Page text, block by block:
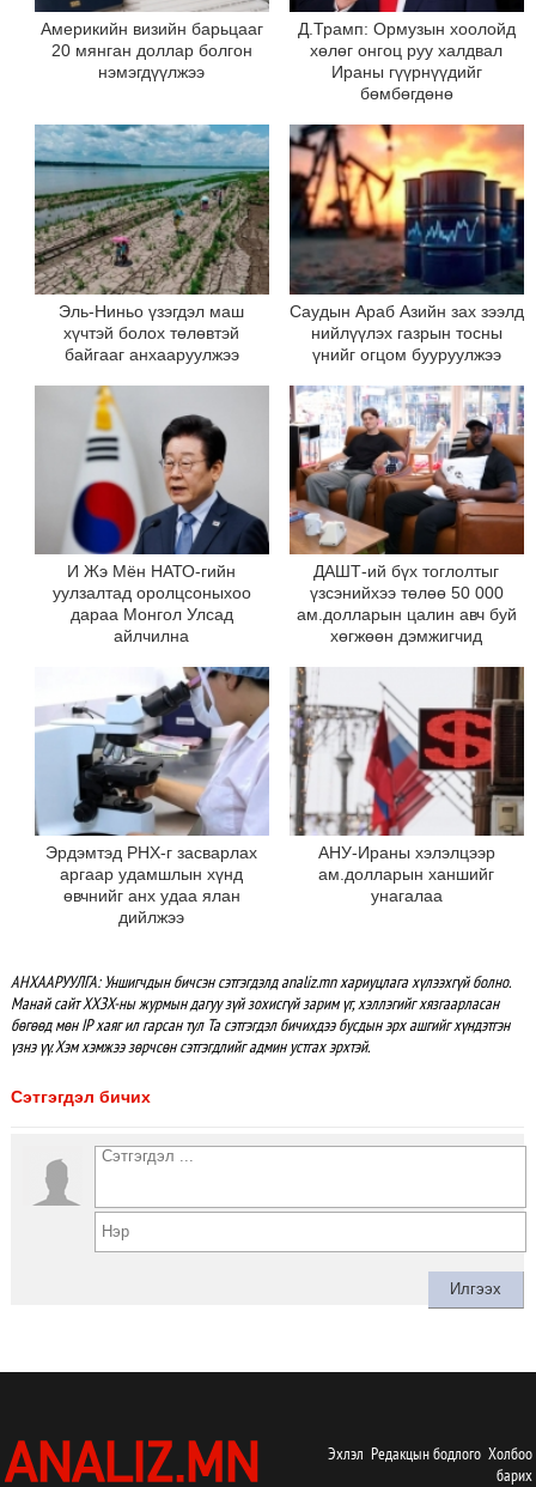
Америкийн визийн барьцааг
20 мянган доллар болгон
нэмэгдүүлжээ
Д.Трамп: Ормузын хоолойд
хөлөг онгоц руу халдвал
Ираны гүүрнүүдийг
бөмбөгдөнө
Эль-Ниньо үзэгдэл маш
хүчтэй болох төлөвтэй
байгааг анхааруулжээ
Саудын Араб Азийн зах зээлд
нийлүүлэх газрын тосны
үнийг огцом бууруулжээ
И Жэ Мён НАТО-гийн
уулзалтад оролцсоныхоо
дараа Монгол Улсад
айлчилна
ДАШТ-ий бүх тоглолтыг
үзсэнийхээ төлөө 50 000
ам.долларын цалин авч буй
хөгжөөн дэмжигчид
Эрдэмтэд РНХ-г засварлах
аргаар удамшлын хүнд
өвчнийг анх удаа ялан
дийлжээ
АНУ-Ираны хэлэлцээр
ам.долларын ханшийг
унагалаа
АНХААРУУЛГА: Уншигчдын бичсэн сэтгэгдэлд analiz.mn хариуцлага хүлээхгүй болно.
Манай сайт ХХЗХ-ны журмын дагуу зүй зохисгүй зарим үг, хэллэгийг хязгаарласан
бөгөөд мөн IP хаяг ил гарсан тул Та сэтгэгдэл бичихдээ бусдын эрх ашгийг хүндэтгэн
үзнэ үү. Хэм хэмжээ зөрчсөн сэтгэгдлийг админ устгах эрхтэй.
Сэтгэгдэл бичих
Эхлэл Редакцын бодлого Холбоо
барих